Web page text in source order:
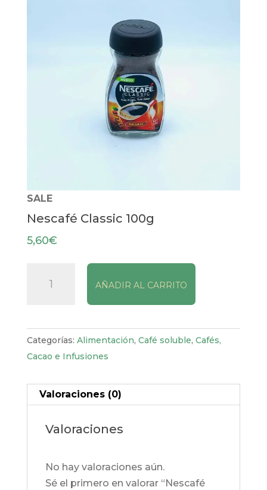
SALE
Nescafé Classic 100g
5,60€
Classic
AÑADIR AL CARRITO
Categorías: Alimentación, Café soluble, Cafés,
Cacao e Infusiones
Valoraciones (0)
Valoraciones
No hay valoraciones aún.
Sé el primero en valorar “Nescafé